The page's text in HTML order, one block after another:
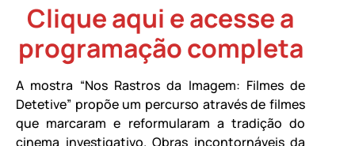
Clique aqui e acesse a
programação completa
A mostra “Nos Rastros da Imagem: Filmes de
Detetive” propõe um percurso através de filmes
que marcaram e reformularam a tradição do
cinema investigativo. Obras incontornáveis da